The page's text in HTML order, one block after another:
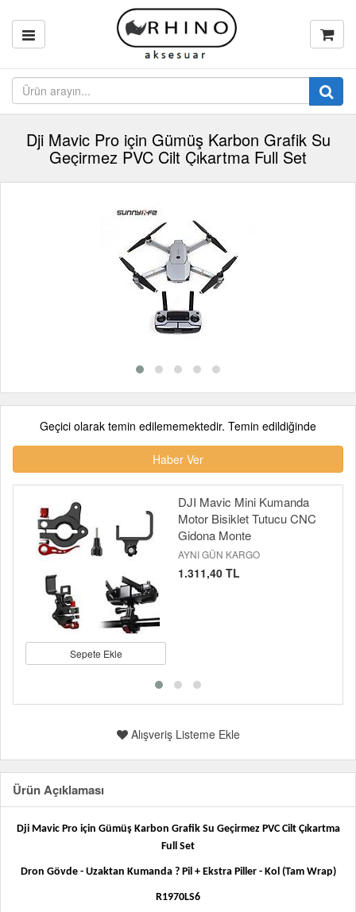
Dji Mavic Pro için Gümüş Karbon Grafik Su
Geçirmez PVC Cilt Çıkartma Full Set
Geçici olarak temin edilememektedir. Temin edildiğinde
Haber Ver
Sepete Ekle
DJI Mavic Mini Kumanda
Motor Bisiklet Tutucu CNC
Gidona Monte
AYNI GÜN KARGO
1.311,40 TL
Alışveriş Listeme Ekle
Ürün Açıklaması
Dji Mavic Pro için Gümüş Karbon Grafik Su Geçirmez PVC Cilt Çıkartma
Full Set
Dron Gövde - Uzaktan Kumanda ? Pil + Ekstra Piller - Kol (Tam Wrap)
R1970LS6